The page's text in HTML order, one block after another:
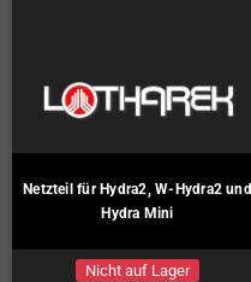
Netzteil für Hydra2, W-Hydra2 und
Hydra Mini
Nicht auf Lager